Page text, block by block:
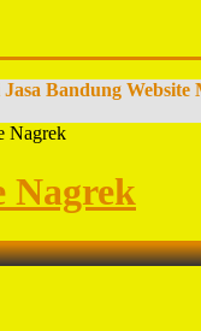
Bandung
Nagrek
Nagrek